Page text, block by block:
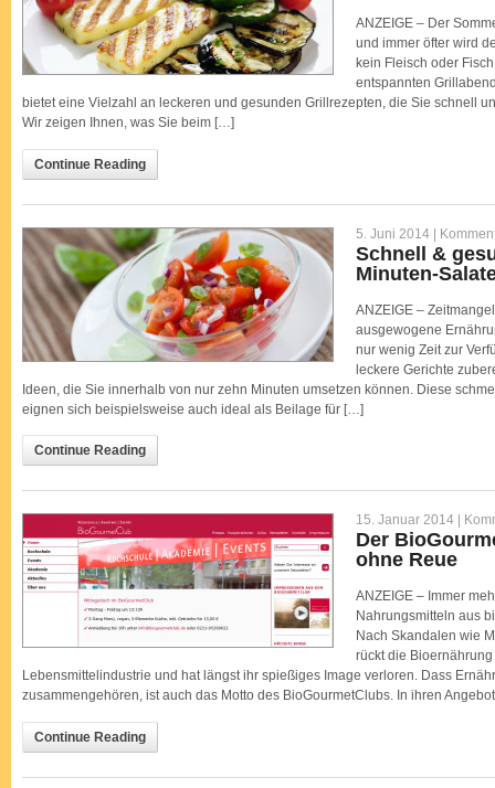
ANZEIGE – Der
und immer öfter wird
kein Fleisch oder
entspannten
bietet eine Vielzahl an leckeren und gesunden Grillrezepten, die Sie schnell
Wir zeigen Ihnen, was Sie beim […]
Continue Reading
5. Juni 2014 |
Schnell &
Minuten-
ANZEIGE –
ausgewogene
nur wenig Zeit zur
leckere Gerichte
Ideen, die Sie innerhalb von nur zehn Minuten umsetzen können. Diese
eignen sich beispielsweise auch ideal als Beilage für […]
Continue Reading
15. Januar 2014 |
Der
ohne Reue
ANZEIGE – Immer
Nahrungsmitteln aus
Nach Skandalen wie
rückt die
Lebensmittelindustrie und hat längst ihr spießiges Image verloren. Dass
zusammengehören, ist auch das Motto des BioGourmetClubs. In ihren
Continue Reading